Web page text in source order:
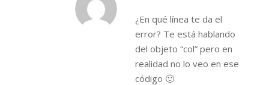
¿En qué línea te da el
error? Te está hablando
del objeto “col” pero en
realidad no lo veo en ese
código 🙂